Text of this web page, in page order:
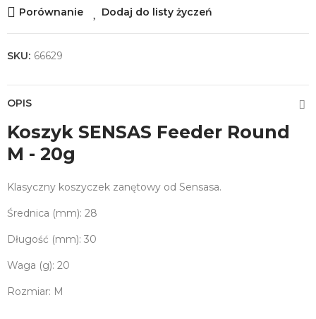
Porównanie Dodaj do listy życzeń
SKU: 66629
OPIS
Koszyk SENSAS Feeder Round
M - 20g
Klasyczny koszyczek zanętowy od Sensasa.
Średnica (mm): 28
Długość (mm): 30
Waga (g): 20
Rozmiar: M